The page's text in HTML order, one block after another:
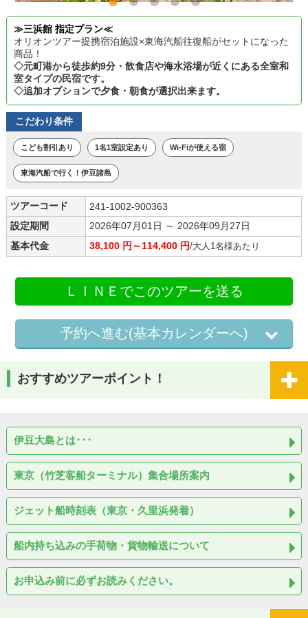
≫三浜館 指定プラン≪
オリオンツアー提携宿泊施設×東海汽船往復船がセットになった
商品！
◇元町港から徒歩約9分・飲食店や海水浴場が近くにある全室和
室タイプの民宿です。
◇追加オプションで夕食・朝食が選択出来ます。
こだわり条件
こども割引あり 1名1室設定あり Wi-Fiが使える宿
東海汽船で行く！伊豆諸島
ツアーコード
241-1002-900363
設定期間
2026年07月01日 ～ 2026年09月27日
基本代金
38,100 円～114,400 円/大人1名様あたり
ＬＩＮＥでこのツアーを送る
予約へ進む(基本カレンダーへ)
おすすめツアーポイント！
伊豆大島とは･･･
東京（竹芝客船ターミナル）集合場所案内
ジェット船時刻表（東京・久里浜発着）
船内持ち込みの手荷物・貨物輸送について
お申込み前に必ずお読みください。